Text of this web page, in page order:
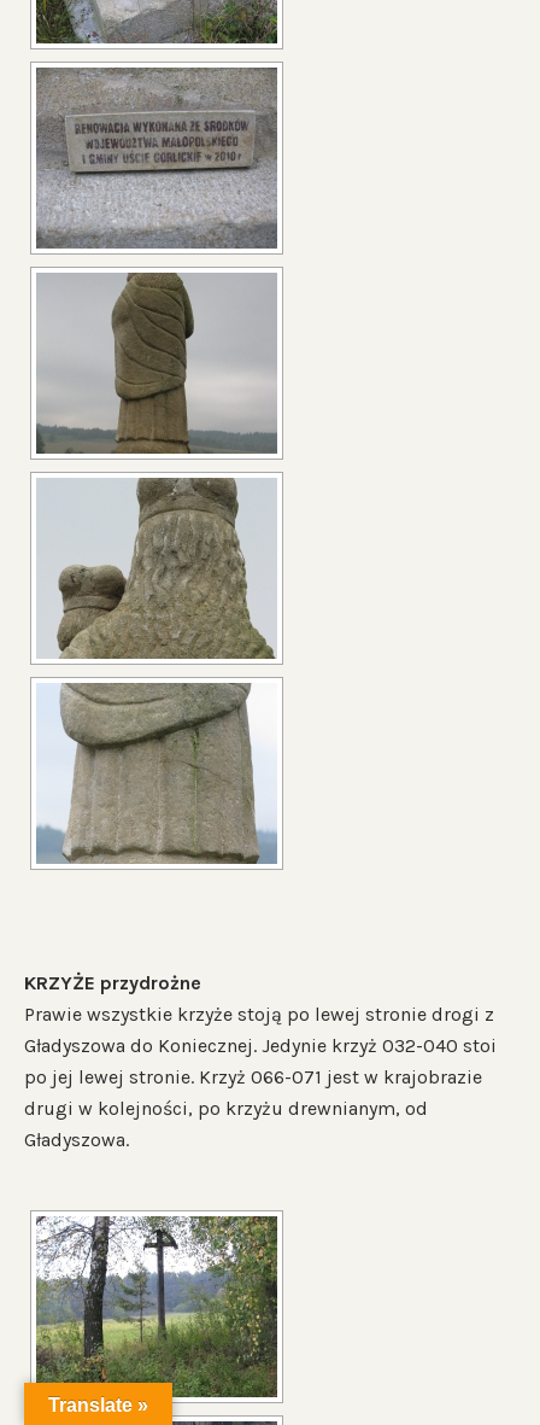
KRZYŻE przydrożne
Prawie wszystkie krzyże stoją po lewej stronie drogi z
Gładyszowa do Koniecznej. Jedynie krzyż 032-040 stoi
po jej lewej stronie. Krzyż 066-071 jest w krajobrazie
drugi w kolejności, po krzyżu drewnianym, od
Gładyszowa.
Translate »